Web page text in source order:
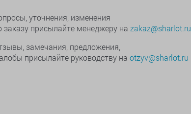
уточнения, изменения
заказу присылайте менеджеру на zakaz@sharlot.ru
замечания, предложения,
присылайте руководству на otzyv@sharlot.ru